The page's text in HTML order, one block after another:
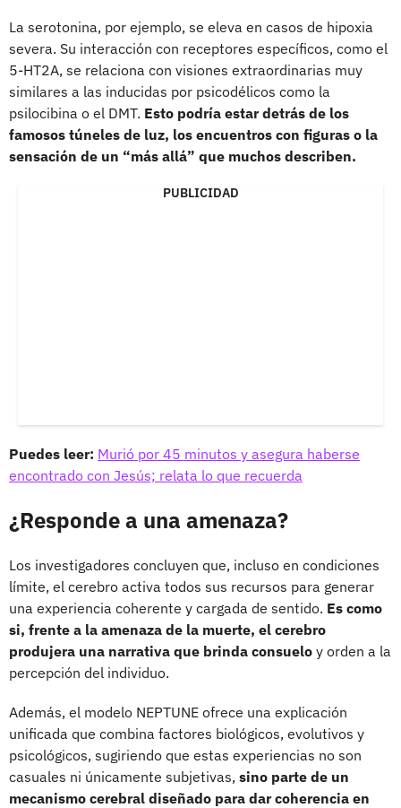
La serotonina, por ejemplo, se eleva en casos de hipoxia
severa. Su interacción con receptores específicos, como el
5-HT2A, se relaciona con visiones extraordinarias muy
similares a las inducidas por psicodélicos como la
psilocibina o el DMT. Esto podría estar detrás de los
famosos túneles de luz, los encuentros con figuras o la
sensación de un “más allá” que muchos describen.
PUBLICIDAD
Puedes leer: Murió por 45 minutos y asegura haberse
encontrado con Jesús; relata lo que recuerda
¿Responde a una amenaza?
Los investigadores concluyen que, incluso en condiciones
límite, el cerebro activa todos sus recursos para generar
una experiencia coherente y cargada de sentido. Es como
si, frente a la amenaza de la muerte, el cerebro
produjera una narrativa que brinda consuelo y orden a la
percepción del individuo.
Además, el modelo NEPTUNE ofrece una explicación
unificada que combina factores biológicos, evolutivos y
psicológicos, sugiriendo que estas experiencias no son
casuales ni únicamente subjetivas, sino parte de un
mecanismo cerebral diseñado para dar coherencia en